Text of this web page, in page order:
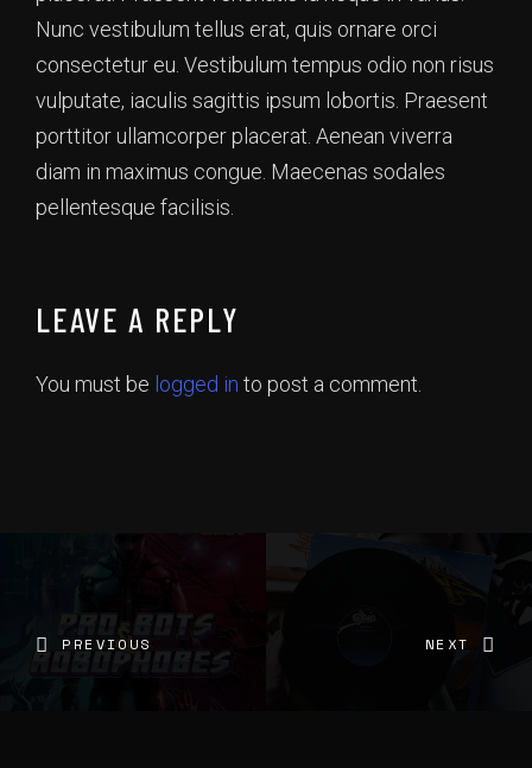
Nunc vestibulum tellus erat, quis ornare orci
consectetur eu. Vestibulum tempus odio non risus
vulputate, iaculis sagittis ipsum lobortis. Praesent
porttitor ullamcorper placerat. Aenean viverra
diam in maximus congue. Maecenas sodales
pellentesque facilisis.
LEAVE A REPLY
You must be logged in to post a comment.
PREVIOUS NEXT